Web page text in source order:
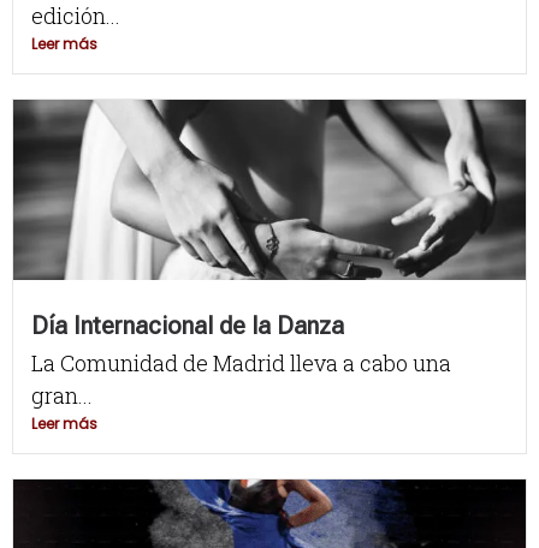
edición...
Leer más
Día Internacional de la Danza
La Comunidad de Madrid lleva a cabo una
gran...
Leer más